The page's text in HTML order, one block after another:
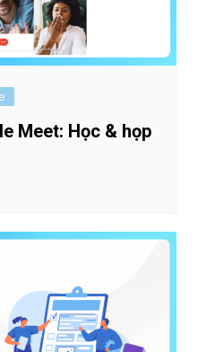
Meet: Học & họp